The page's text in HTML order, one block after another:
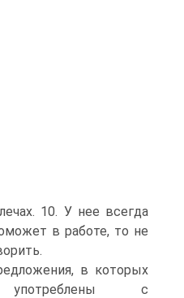
10. У нее всегда
в работе, то не
в которых
упот­реблены с